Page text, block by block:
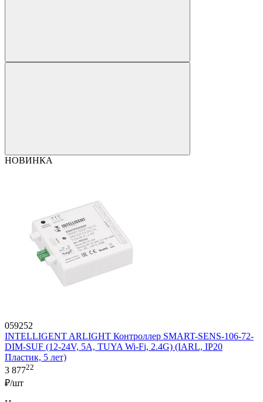
НОВИНКА
059252
INTELLIGENT ARLIGHT Контроллер SMART-SENS-106-72-
DIM-SUF (12-24V, 5A, TUYA Wi-Fi, 2.4G) (IARL, IP20
Пластик, 5 лет)
3 87722
₽/шт